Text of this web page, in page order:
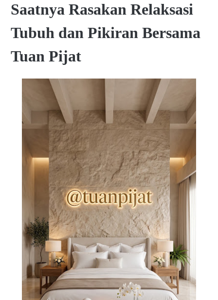
Saatnya Rasakan Relaksasi
Tubuh dan Pikiran Bersama
Tuan Pijat